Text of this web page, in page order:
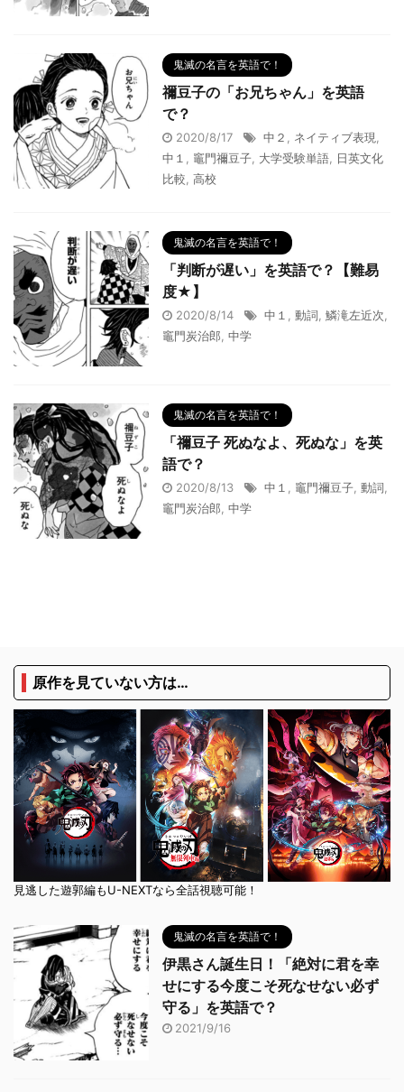
鬼滅の名言を英語で！
禰豆子の「お兄ちゃん」を英語
で？
2020/8/17 中２ ネイティブ表現
中１
竈門禰豆子 大学受験単語
日英文化
比較 高校
鬼滅の名言を英語で！
「判断が遅い」を英語で？【難易
度★】
2020/8/14 中１ 動詞 鱗滝左近次
竈門炭治郎 中学
鬼滅の名言を英語で！
「禰豆子 死ぬなよ、死ぬな」を英
語で？
2020/8/13 中１ 竈門禰豆子 動詞
竈門炭治郎 中学
原作を見ていない方は…
見逃した遊郭編もU-NEXTなら全話視聴可能！
鬼滅の名言を英語で！
伊黒さん誕生日！「絶対に君を幸
せにする今度こそ死なせない必ず
守る」を英語で？
2021/9/16